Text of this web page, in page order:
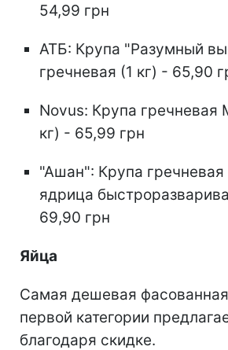
54,99 грн
АТБ: Крупа "Разумный
гречневая (1 кг) - 65,90
Novus: Крупа гречневая
кг) - 65,99 грн
"Ашан": Крупа гречневая
ядрица
69,90 грн
Яйца
Самая дешевая
первой категории
благодаря скидке.